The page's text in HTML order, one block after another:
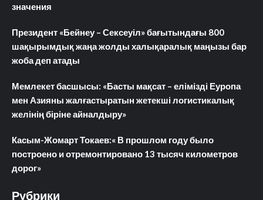
значения
Президент «Бейнеу – Сексеуіл» бағытындағы 800
шақырымдық жаңа жолды халықаралық маңызы бар
жоба деп атады
Мемлекет басшысы: «Басты мақсат – елімізді Еуропа
мен Азияны жалғастыратын жетекші логистикалық
желінің біріне айналдыру»
Касым-Жомарт Токаев:« В прошлом году было
построено и отремонтировано 13 тысяч километров
дорог»
Рубрики